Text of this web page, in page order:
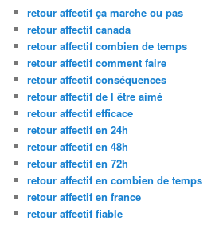
retour affectif ça marche ou pas
retour affectif canada
retour affectif combien de temps
retour affectif comment faire
retour affectif conséquences
retour affectif de l être aimé
retour affectif efficace
retour affectif en 24h
retour affectif en 48h
retour affectif en 72h
retour affectif en combien de temps
retour affectif en france
retour affectif fiable